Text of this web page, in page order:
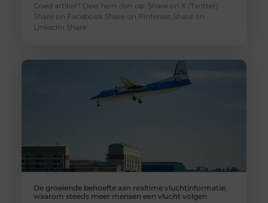
Goed artikel? Deel hem dan op: Share on X (Twitter)
Share on Facebook Share on Pinterest Share on
LinkedIn Share
De groeiende behoefte aan realtime vluchtinformatie:
waarom steeds meer mensen een vlucht volgen